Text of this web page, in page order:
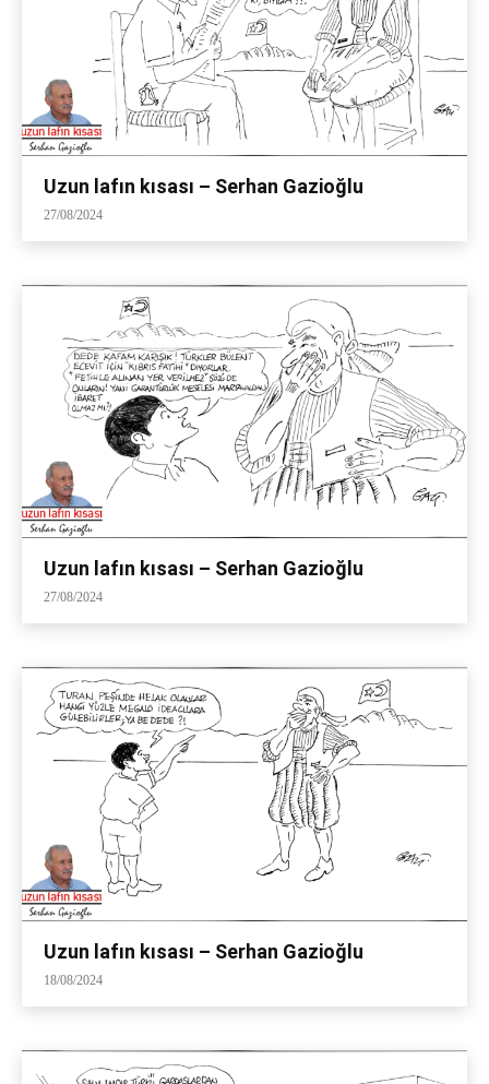
Uzun lafın kısası – Serhan Gazioğlu
27/08/2024
Uzun lafın kısası – Serhan Gazioğlu
27/08/2024
Uzun lafın kısası – Serhan Gazioğlu
18/08/2024